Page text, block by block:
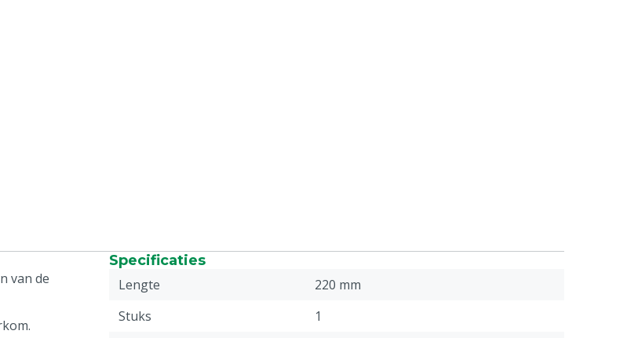
van de
Specificaties
Lengte
220 mm
Stuks
1